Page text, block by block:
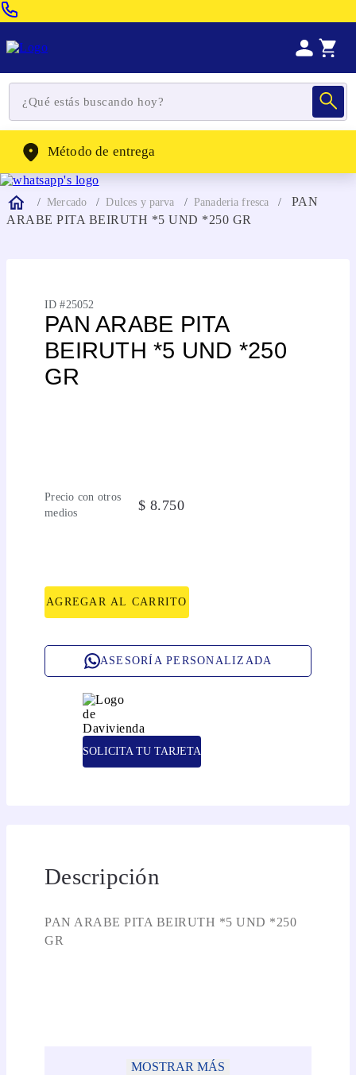
WhatsApp: (302) 262-4104
Método de entrega
Mercado Dulces y parva Panaderia fresca
PAN
ARABE PITA BEIRUTH *5 UND *250 GR
ID #25052
PAN ARABE PITA
BEIRUTH *5 UND *250
GR
Precio con otros
medios
$ 8.750
AGREGAR AL CARRITO
ASESORÍA PERSONALIZADA
SOLICITA TU TARJETA
Descripción
PAN ARABE PITA BEIRUTH *5 UND *250
GR
MOSTRAR MÁS